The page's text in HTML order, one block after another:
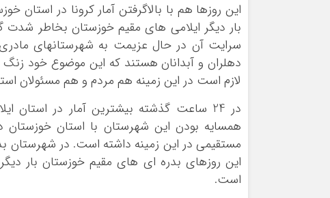
این روزها هم با بالاگرفتن آمار کرونا در
بار دیگر ایلامی های مقیم خوزستان بخاطر
سرایت آن در حال عزیمت به شهرستانهای مادری
دهلران و آبدانان هستند که این موضوع خود زنگ
لازم است در این زمینه هم مردم و هم مسئولان
همسایه بودن این شهرستان با استان خوزستان
مستقیمی در این زمینه داشته است. در شهرستان
این روزهای بدره ای های مقیم خوزستان بار
است.